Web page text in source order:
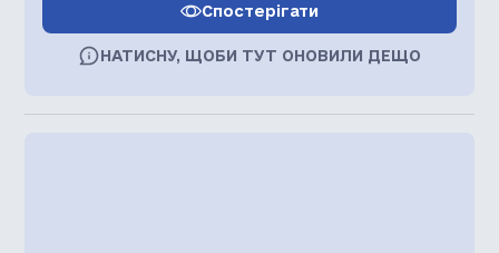
Спостерігати
НАТИСНУ, ЩОБИ ТУТ ОНОВИЛИ ДЕЩО